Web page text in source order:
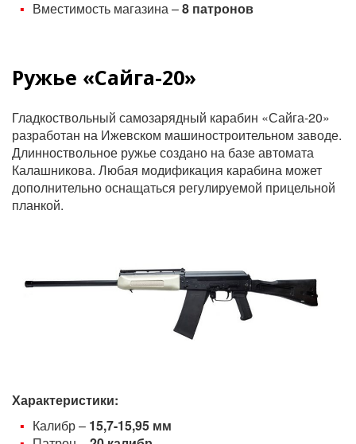
Вместимость магазина –8 патронов
Ружье «Сайга-20»
Гладкоствольный самозарядный карабин «Сайга-20»
разработан на Ижевском машиностроительном заводе.
Длинноствольное ружье создано на базе автомата
Калашникова. Любая модификация карабина может
дополнительно оснащаться регулируемой прицельной
планкой.
Характеристики:
Калибр – 15,7-15,95 мм